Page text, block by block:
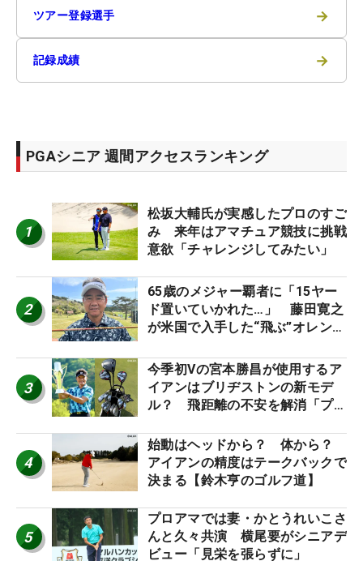
ツアー登録選手 →
記録成績 →
PGAシニア 週間アクセスランキング
1
松坂大輔氏が実感したプロのすご
み 来年はアマチュア競技に挑戦
意欲「チャレンジしてみたい」
2
65歳のメジャー覇者に「15ヤー
ド置いていかれた…」 藤田寛之
が米国で入手した“飛ぶ”オレンジ
3
今季初Vの宮本勝昌が使用するア
イアンはブリヂストンの新モデ
ル？ 飛距離の不安を解消「プラ
4
始動はヘッドから？ 体から？
アイアンの精度はテークバックで
決まる【鈴木亨のゴルフ道】
5
プロアマでは妻・かとうれいこさ
んと久々共演 横尾要がシニアデ
ビュー「見栄を張らずに」